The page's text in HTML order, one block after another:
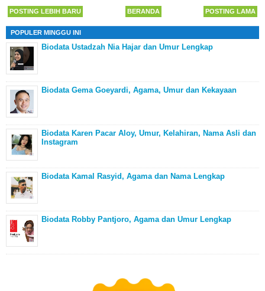
POSTING LEBIH BARU POSTING LAMA
BERANDA
POPULER MINGGU INI
Biodata Ustadzah Nia Hajar dan Umur Lengkap
Biodata Gema Goeyardi, Agama, Umur dan Kekayaan
Biodata Karen Pacar Aloy, Umur, Kelahiran, Nama Asli dan
Instagram
Biodata Kamal Rasyid, Agama dan Nama Lengkap
Biodata Robby Pantjoro, Agama dan Umur Lengkap